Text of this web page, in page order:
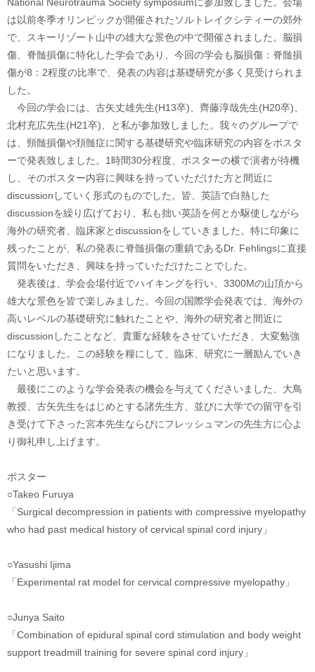
は以前冬季オリンピックが開催されたソルトレイクシティーの郊外
で、スキーリゾート山中の雄大な景色の中で開催されました。脳損
傷、脊髄損傷に特化した学会であり、今回の学会も脳損傷：脊髄損
傷が8：2程度の比率で、発表の内容は基礎研究が多く見受けられま
した。
今回の学会には、古矢丈雄先生(H13卒)、齊藤淳哉先生(H20卒)、
北村充広先生(H21卒)、と私が参加致しました。我々のグループで
は、頸髄損傷や頚髄症に関する基礎研究や臨床研究の内容をポスタ
ーで発表致しました。1時間30分程度、ポスターの横で演者が待機
し、そのポスター内容に興味を持っていただけた方と間近に
discussionしていく形式のものでした。皆、英語で白熱した
discussionを繰り広げており、私も拙い英語を何とか駆使しながら
海外の研究者、臨床家とdiscussionをしていきました。特に印象に
残ったことが、私の発表に脊髄損傷の重鎮であるDr. Fehlingsに直接
質問をいただき、興味を持っていただけたことでした。
発表後は、学会会場付近でハイキングを行い、3300Mの山頂から
雄大な景色を皆で楽しみました。今回の国際学会発表では、海外の
高いレベルの基礎研究に触れたことや、海外の研究者と間近に
discussionしたことなど、貴重な経験をさせていただき、大変勉強
になりました。この経験を糧にして、臨床、研究に一層励んでいき
たいと思います。
最後にこのような学会発表の機会を与えてくださいました、大鳥
教授、古矢先生をはじめとする諸先生方、並びに大学での留守を引
き受けて下さった宮本先生ならびにフレッシュマンの先生方に心よ
り御礼申し上げます。
ポスター
○Takeo Furuya
「Surgical decompression in patients with compressive myelopathy
who had past medical history of cervical spinal cord injury」
○Yasushi Ijima
「Experimental rat model for cervical compressive myelopathy」
○Junya Saito
「Combination of epidural spinal cord stimulation and body weight
support treadmill training for severe spinal cord injury」